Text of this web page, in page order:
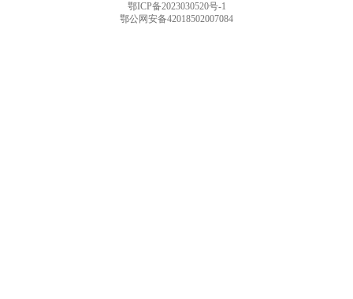
鄂ICP备2023030520号-1
鄂公网安备42018502007084